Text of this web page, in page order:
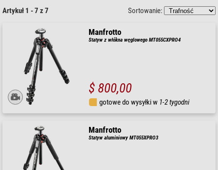
Artykuł 1 - 7 z 7 Sortowanie:
Manfrotto
Statyw z włókna węglowego MT055CXPRO4
$ 800,00
gotowe do wysyłki w 1-2 tygodni
Manfrotto
Statyw aluminiowy MT055XPRO3